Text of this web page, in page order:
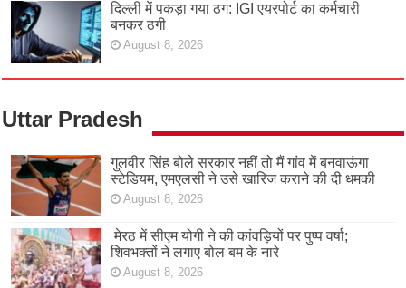
दिल्ली में पकड़ा गया ठग: IGI एयरपोर्ट का कर्मचारी
बनकर ठगी
August 8, 2026
Uttar Pradesh
गुलवीर सिंह बोले सरकार नहीं तो मैं गांव में बनवाऊंगा
स्टेडियम, एमएलसी ने उसे खारिज कराने की दी धमकी
August 8, 2026
मेरठ में सीएम योगी ने की कांवड़ियों पर पुष्प वर्षा;
शिवभक्तों ने लगाए बोल बम के नारे
August 8, 2026